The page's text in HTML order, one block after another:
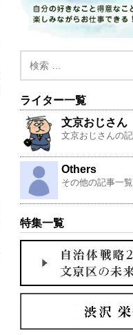
ライター一覧
文京おじさん
文京おじさんの
Others
その他の記事一覧
特集一覧